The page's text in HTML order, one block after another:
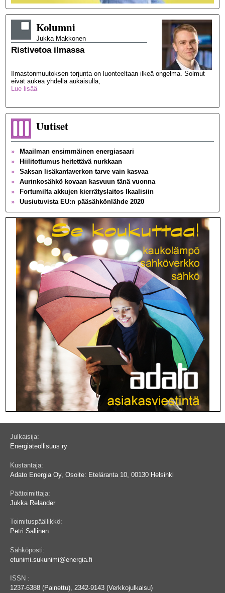
Kolumni
Jukka Makkonen
Ristivetoa ilmassa
Ilmastonmuutoksen torjunta on luonteeltaan ilkeä ongelma. Solmut
eivät aukea yhdellä aukaisulla,
Lue lisää
Uutiset
»
Maailman ensimmäinen energiasaari
»
Hiilitottumus heitettävä nurkkaan
»
Saksan lisäkantaverkon tarve vain kasvaa
»
Aurinkosähkö kovaan kasvuun tänä vuonna
»
Fortumilta akkujen kierrätyslaitos Ikaalisiin
»
Uusiutuvista EU:n pääsähkönlähde 2020
»
Brittien toinen siirtoyhteys Ranskaan valmis
Globaali sähkönkäyttö tuplaksi 2050 mennessä
Ydinvoima jakaa taas Ruotsia
Portugalissa hiili ulos sähköntuotannosta
Julkaisija:
Energiateollisuus ry
Kustantaja:
Adato Energia Oy, Osoite: Eteläranta 10, 00130 Helsinki
Päätoimittaja:
Jukka Relander
Toimituspäällikkö:
Petri Sallinen
Sähköposti:
etunimi.sukunimi@energia.fi
ISSN :
1237-6388 (Painettu), 2342-9143 (Verkkojulkaisu)